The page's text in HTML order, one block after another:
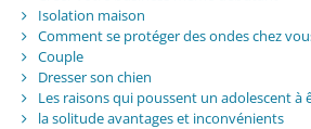
Isolation maison
Comment se protéger des ondes chez
Couple
Dresser son chien
Les raisons qui poussent un adolescent à
la solitude avantages et inconvénients